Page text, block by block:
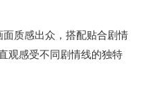
质感出众，搭配贴合剧情
观感受不同剧情线的独特